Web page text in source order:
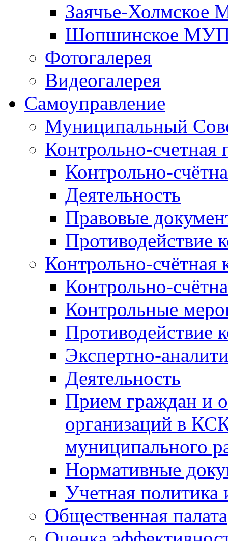
Заячье-
Шопшинское
Фотогалерея
Видеогалерея
Самоуправление
Муниципальный
Контрольно-счетная
Контрольно-
Деятельность
Правовые
Противодействие
Контрольно-счётная
Контрольно-
Контрольные
Противодействие
Экспертно-
Деятельность
Прием граждан и
организаций в
муниципального
Нормативные
Учетная политика
Общественная палата